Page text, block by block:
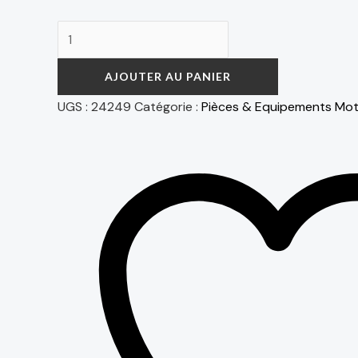
AJOUTER AU PANIER
UGS : 24249 Catégorie : Pièces & Equipements